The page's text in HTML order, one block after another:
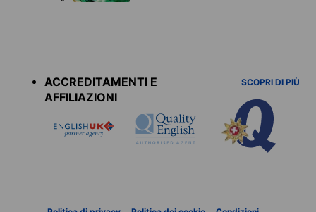
ACCREDITAMENTI E
AFFILIAZIONI
SCOPRI DI PIÙ